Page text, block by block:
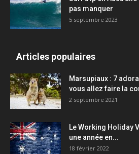
pas manquer
5 septembre 2023
Articles populaires
Marsupiaux : 7
vous allez faire la
2 septembre 2021
Le Working Holiday
une année en...
18 février 2022